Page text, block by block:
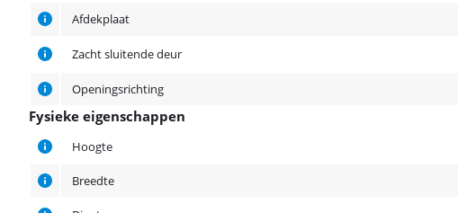
Afdekplaat
Zacht sluitende deur
Openingsrichting
Fysieke eigenschappen
Fysieke eigenschappen
Hoogte
Breedte